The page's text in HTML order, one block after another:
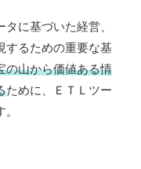
に基づいた経営、
するための重要な基
の山から価値ある情
ために、ＥＴＬツー